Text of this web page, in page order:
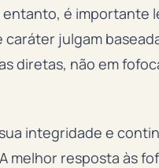
entanto, é importante
caráter julgam
diretas, não em
integridade e
melhor resposta às